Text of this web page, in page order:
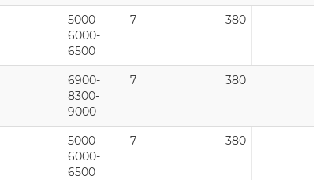
5000-
6000-
6500
7 380
6900-
8300-
9000
7 380
5000-
6000-
6500
7 380